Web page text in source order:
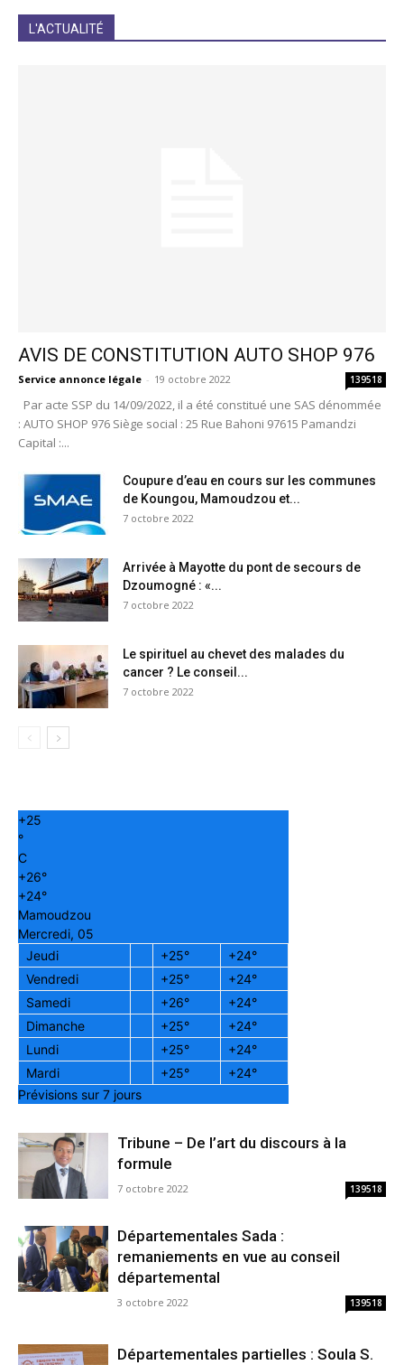
L'ACTUALITÉ
AVIS DE CONSTITUTION AUTO SHOP 976
Service annonce légale - 19 octobre 2022 139518
Par acte SSP du 14/09/2022, il a été constitué une SAS dénommée
: AUTO SHOP 976 Siège social : 25 Rue Bahoni 97615 Pamandzi
Capital :...
Coupure d’eau en cours sur les communes
de Koungou, Mamoudzou et...
7 octobre 2022
Arrivée à Mayotte du pont de secours de
Dzoumogné : «...
7 octobre 2022
Le spirituel au chevet des malades du
cancer ? Le conseil...
7 octobre 2022
+25
°
C
+26°
+24°
Mamoudzou
Mercredi, 05
Jeudi
+25° +24°
Vendredi
+25° +24°
Samedi
+26° +24°
Dimanche
+25° +24°
Lundi
+25° +24°
Mardi
+25° +24°
Prévisions sur 7 jours
Tribune – De l’art du discours à la
formule
7 octobre 2022 139518
Départementales Sada :
remaniements en vue au conseil
départemental
3 octobre 2022 139518
Départementales partielles : Soula S.